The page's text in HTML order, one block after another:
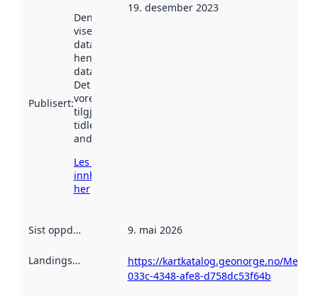
Publisert:
Denne datoen
viser når
datasettet vart
henta inn av
data.norge.no.
Det kan ha
vore
tilgjengeleg
tidlegare
andre stader.
Les meir om
innhenting
her
19. desember 2023
Sist oppdatert 9. mai 2026
Landingsside
https://kartkatalog.geonorge.no/
033c-4348-afe8-d758dc53f64b